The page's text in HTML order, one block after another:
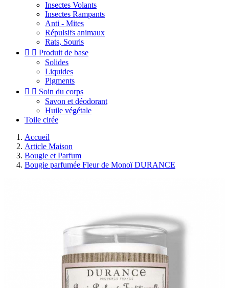
Insectes Volants
Insectes Rampants
Anti - Mites
Répulsifs animaux
Rats, Souris
  Produit de base
Solides
Liquides
Pigments
  Soin du corps
Savon et déodorant
Huile végétale
Toile cirée
Accueil
Article Maison
Bougie et Parfum
Bougie parfumée Fleur de Monoï DURANCE